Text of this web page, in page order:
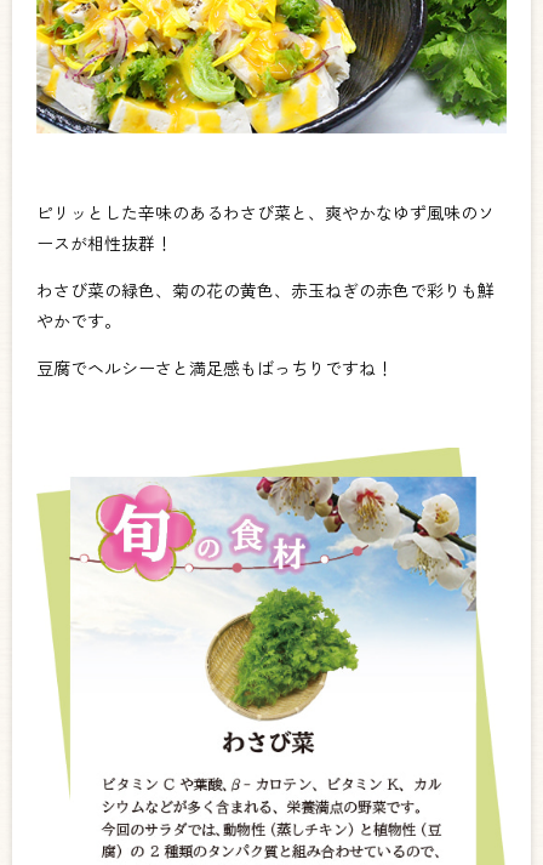
ピリッとした辛味のあるわさび菜と、爽やかなゆず風味のソ
ースが相性抜群！
わさび菜の緑色、菊の花の黄色、赤玉ねぎの赤色で彩りも鮮
やかです。
豆腐でヘルシーさと満足感もばっちりですね！